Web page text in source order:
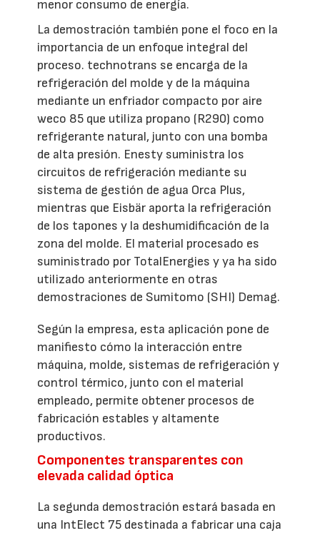
menor consumo de energía.
La demostración también pone el foco en la
importancia de un enfoque integral del
proceso. technotrans se encarga de la
refrigeración del molde y de la máquina
mediante un enfriador compacto por aire
weco 85 que utiliza propano (R290) como
refrigerante natural, junto con una bomba
de alta presión. Enesty suministra los
circuitos de refrigeración mediante su
sistema de gestión de agua Orca Plus,
mientras que Eisbär aporta la refrigeración
de los tapones y la deshumidificación de la
zona del molde. El material procesado es
suministrado por TotalEnergies y ya ha sido
utilizado anteriormente en otras
demostraciones de Sumitomo (SHI) Demag.
Según la empresa, esta aplicación pone de
manifiesto cómo la interacción entre
máquina, molde, sistemas de refrigeración y
control térmico, junto con el material
empleado, permite obtener procesos de
fabricación estables y altamente
productivos.
Componentes transparentes con
elevada calidad óptica
La segunda demostración estará basada en
una IntElect 75 destinada a fabricar una caja